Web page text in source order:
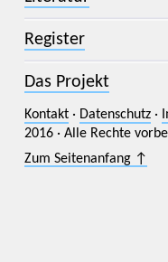
Register
Das Projekt
Kontakt· Datenschutz·
2016 · Alle Rechte
Zum Seitenanfang ↑